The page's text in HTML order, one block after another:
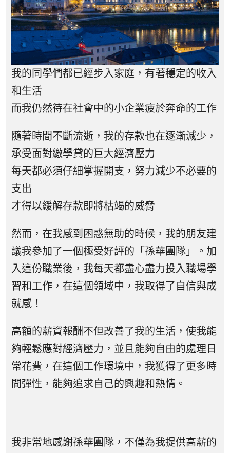
我的同學們都已經步入家庭，有著穩定的收入
和生活
而我仍然待在社會中的小企業疲於奔命的工作
隨著時間不斷流逝，我的存款也在逐漸減少，
承受面對繳學貸的巨大經濟壓力
每天都必須仔細掌握開支，努力減少不必要的
支出
才得以緩解存款即將枯竭的威脅
然而，在我感到困惑無助的時候，我的朋友建
議我參加了一個極受好評的「孫華團隊」。加
入這份職業後，我每天都盡心盡力投入職場學
習和工作，在這個領域中，我取得了自信與成
就感！
高額的薪資報酬不但改善了我的生活，使我能
夠輕鬆應對經濟壓力，並且能夠自由的處理日
常花費，在這個工作環境中，我獲得了更多時
間彈性，能夠追求自己的興趣和熱情。
我非常地感謝孫華團隊，不僅為我提供高薪的